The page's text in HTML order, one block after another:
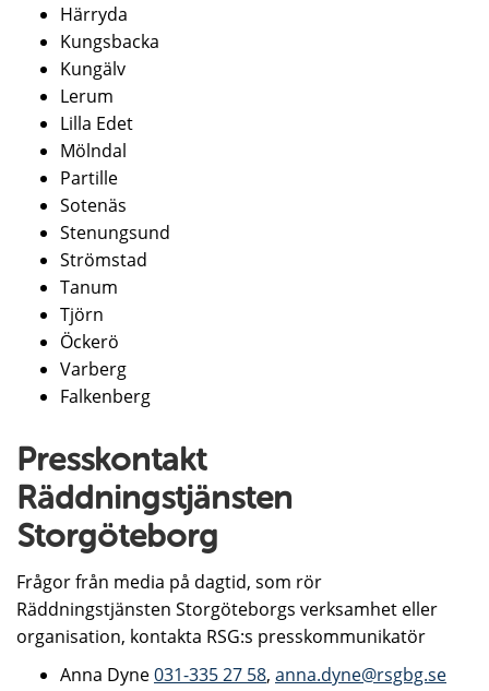
Härryda
Kungsbacka
Kungälv
Lerum
Lilla Edet
Mölndal
Partille
Sotenäs
Stenungsund
Strömstad
Tanum
Tjörn
Öckerö
Varberg
Falkenberg
Presskontakt
Räddningstjänsten
Storgöteborg
Frågor från media på dagtid, som rör
Räddningstjänsten Storgöteborgs verksamhet eller
organisation, kontakta RSG:s presskommunikatör
Anna Dyne031-335 27 58, anna.dyne@rsgbg.se